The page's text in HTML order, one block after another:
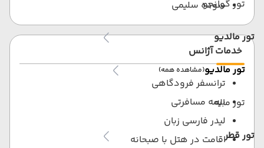
تور گوانجو
تور مالدیو
تور مالدیو(مشاهده همه)
تور ماله
تور قطر
سوده سلیمی
خدمات آژانس
ترانسفر فرودگاهی
بیمه مسافرتی
لیدر فارسی زبان
اقامت در هتل با صبحانه